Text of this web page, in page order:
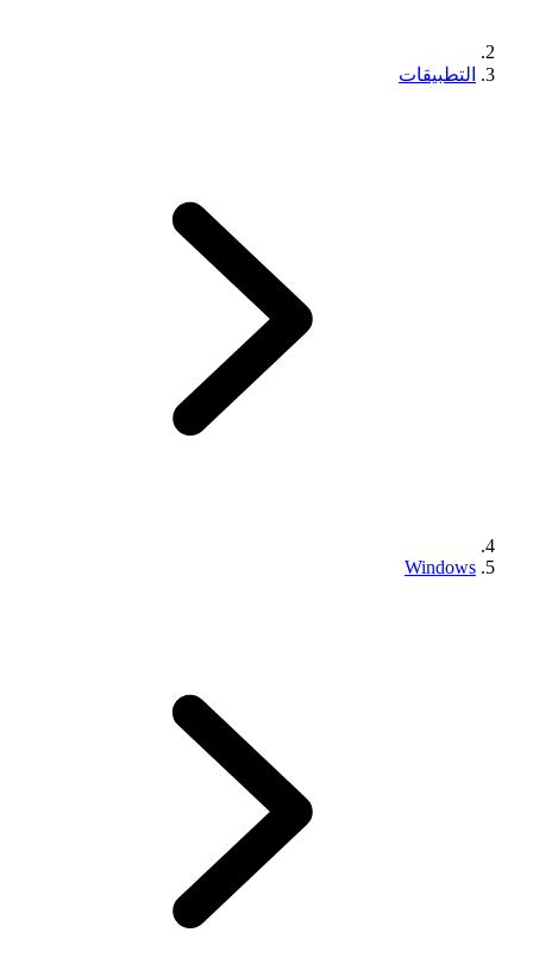
التطبيقات
Windows